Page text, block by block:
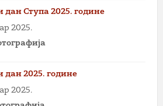
дан Ступа 2025. године
2025.
дан 2025. године
2025.